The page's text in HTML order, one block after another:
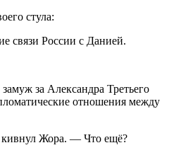
стула:
связи России с Данией.
за Александра Третьего
отношения между
Жора. — Что ещё?